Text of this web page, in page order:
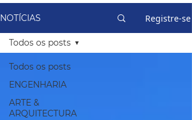
NOTÍCIAS Registre-se
Todos os posts
ENGENHARIA
ARTE &
ARQUITECTURA
Todos os posts